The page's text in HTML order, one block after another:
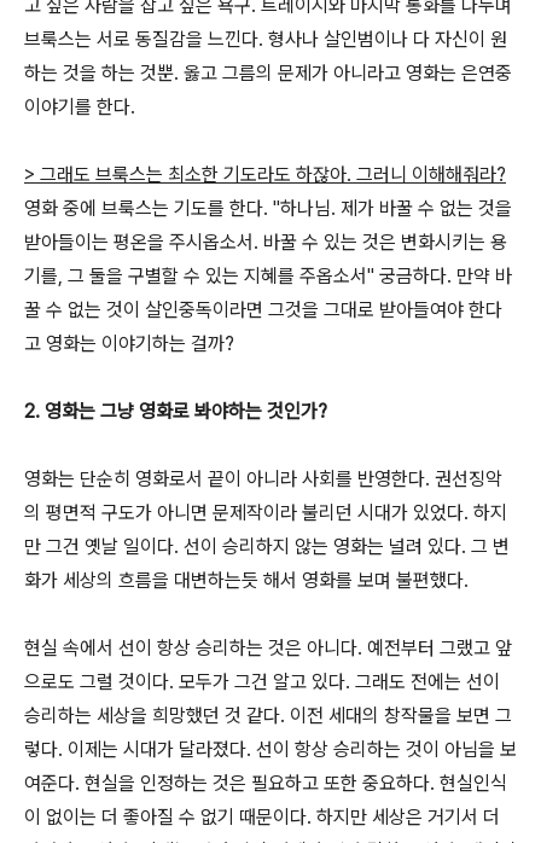
고 싶은 사람을 잡고 싶은 욕구. 트레이시와 마지막 통화를 나누며
브룩스는 서로 동질감을 느낀다. 형사나 살인범이나 다 자신이 원
하는 것을 하는 것뿐. 옳고 그름의 문제가 아니라고 영화는 은연중
이야기를 한다.
> 그래도 브룩스는 최소한 기도라도 하잖아. 그러니 이해해줘라?
영화 중에 브룩스는 기도를 한다. "하나님. 제가 바꿀 수 없는 것을
받아들이는 평온을 주시옵소서. 바꿀 수 있는 것은 변화시키는 용
기를, 그 둘을 구별할 수 있는 지혜를 주옵소서" 궁금하다. 만약 바
꿀 수 없는 것이 살인중독이라면 그것을 그대로 받아들여야 한다
고 영화는 이야기하는 걸까?
2. 영화는 그냥 영화로 봐야하는 것인가?
영화는 단순히 영화로서 끝이 아니라 사회를 반영한다. 권선징악
의 평면적 구도가 아니면 문제작이라 불리던 시대가 있었다. 하지
만 그건 옛날 일이다. 선이 승리하지 않는 영화는 널려 있다. 그 변
화가 세상의 흐름을 대변하는듯 해서 영화를 보며 불편했다.
현실 속에서 선이 항상 승리하는 것은 아니다. 예전부터 그랬고 앞
으로도 그럴 것이다. 모두가 그건 알고 있다. 그래도 전에는 선이
승리하는 세상을 희망했던 것 같다. 이전 세대의 창작물을 보면 그
렇다. 이제는 시대가 달라졌다. 선이 항상 승리하는 것이 아님을 보
여준다. 현실을 인정하는 것은 필요하고 또한 중요하다. 현실인식
이 없이는 더 좋아질 수 없기 때문이다. 하지만 세상은 거기서 더